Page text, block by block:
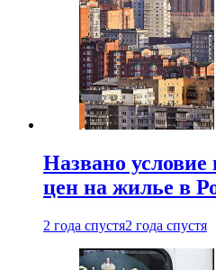
Названо условие
цен на жилье в
2 года спустя2 года спустя